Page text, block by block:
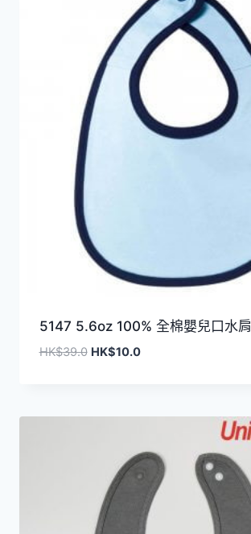
排
序
5147 5.6oz 100% 全棉嬰兒口水肩
HK$39.0 原
HK$10.0目